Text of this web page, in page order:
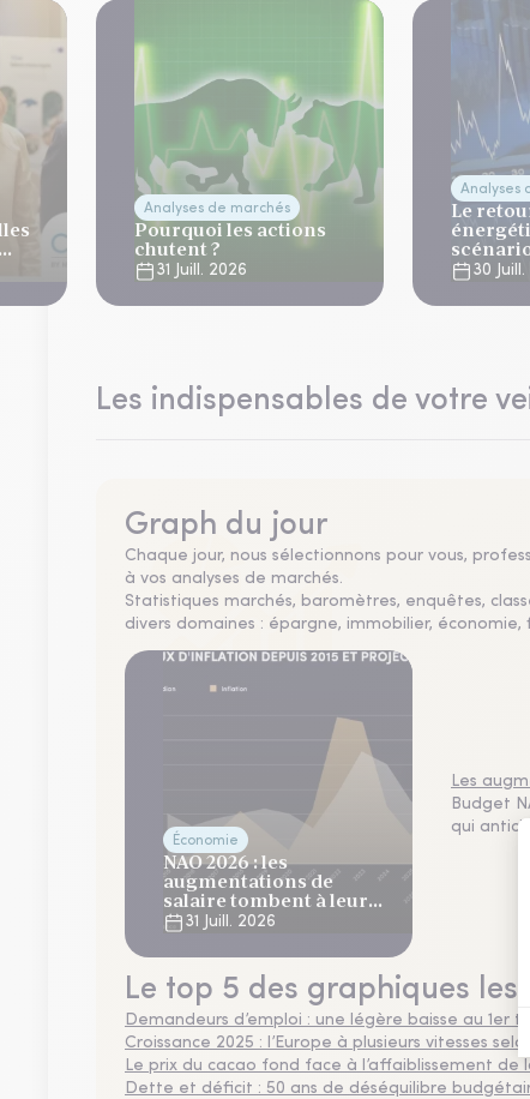
Analyses de marchés
Pourquoi les actions
chutent ?
31 Juill. 2026
Analyses
Le
30
Les indispensables de votre
Graph du jour
Chaque jour, nous sélectionnons pour vous,
à vos analyses de marchés.
Statistiques marchés, baromètres, enquêtes,
divers domaines : épargne, immobilier,
Économie
NAO 2026 : les
augmentations de
salaire tombent à leur
plus bas niveau depuis 4
ans
31 Juill. 2026
Les
Budget
qui
Le top 5 des graphiques les
Demandeurs d’emploi : une légère baisse au 1er
Croissance 2025 : l’Europe à plusieurs vitesses
Le prix du cacao fond face à l’affaiblissement de
Dette et déficit : 50 ans de déséquilibre